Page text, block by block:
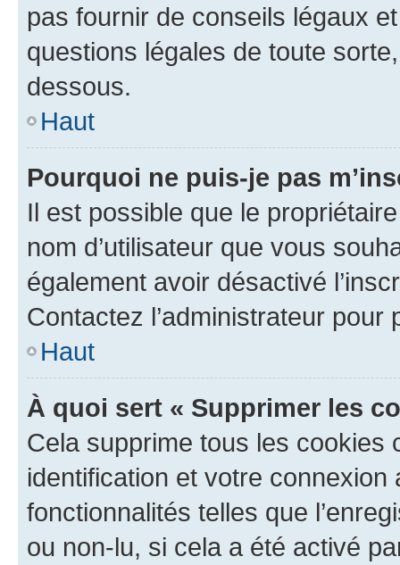
pas fournir de conseils légaux
questions légales de toute
dessous.
Haut
Pourquoi ne puis-je pas
Il est possible que le
nom d’utilisateur que vous
également avoir désactivé
Contactez l’administrateur
Haut
À quoi sert « Supprimer les
Cela supprime tous les cookies
identification et votre
fonctionnalités telles que
ou non-lu, si cela a été activé